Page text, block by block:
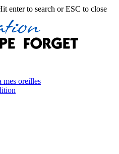
enter to search or ESC to close
oreilles